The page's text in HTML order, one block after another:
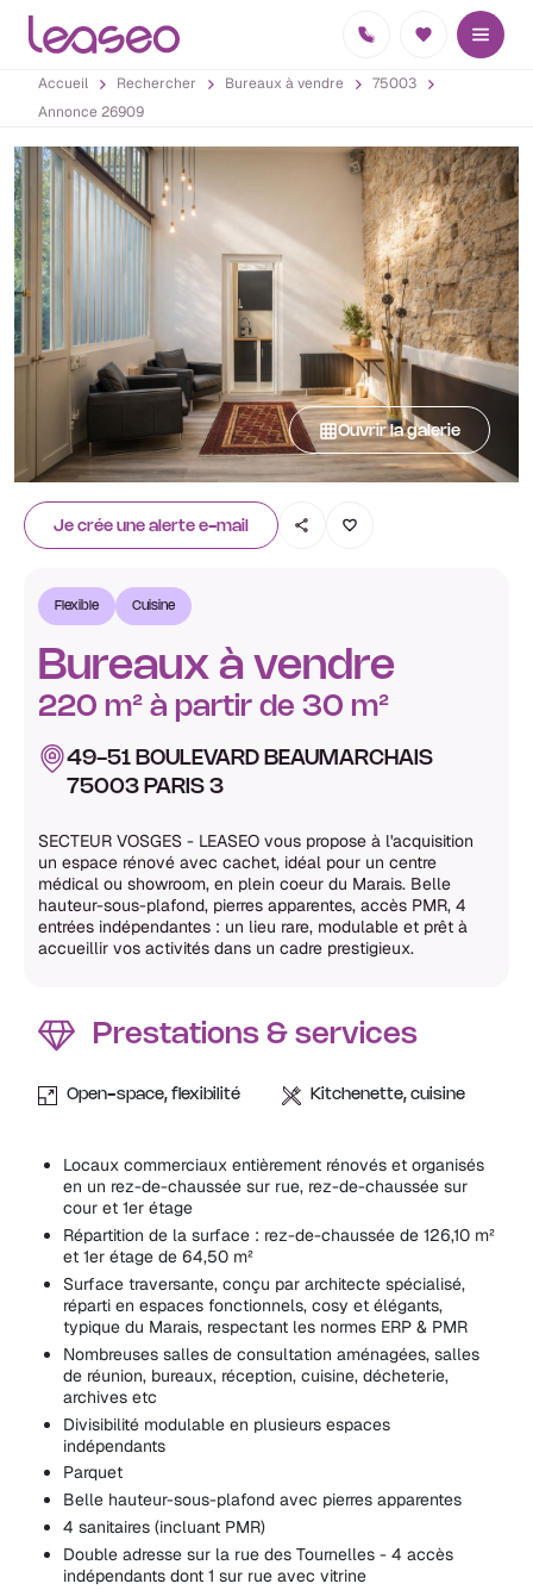
Accueil Rechercher Bureaux à vendre
75003
Annonce 26909
Ouvrir la galerie
Je crée une alerte e-mail
Flexible Cuisine
Bureaux à vendre
220 m² à partir de 30 m²
49-51 BOULEVARD BEAUMARCHAIS
75003 PARIS 3
SECTEUR VOSGES - LEASEO vous propose à l'acquisition
un espace rénové avec cachet, idéal pour un centre
médical ou showroom, en plein coeur du Marais. Belle
hauteur-sous-plafond, pierres apparentes, accès PMR, 4
entrées indépendantes : un lieu rare, modulable et prêt à
accueillir vos activités dans un cadre prestigieux.
Prestations & services
Open-space, flexibilité Kitchenette, cuisine
Locaux commerciaux entièrement rénovés et organisés
en un rez-de-chaussée sur rue, rez-de-chaussée sur
cour et 1er étage
Répartition de la surface : rez-de-chaussée de 126,10 m²
et 1er étage de 64,50 m²
Surface traversante, conçu par architecte spécialisé,
réparti en espaces fonctionnels, cosy et élégants,
typique du Marais, respectant les normes ERP & PMR
Nombreuses salles de consultation aménagées, salles
de réunion, bureaux, réception, cuisine, décheterie,
archives etc
Divisibilité modulable en plusieurs espaces
indépendants
Parquet
Belle hauteur-sous-plafond avec pierres apparentes
4 sanitaires (incluant PMR)
Double adresse sur la rue des Tournelles - 4 accès
indépendants dont 1 sur rue avec vitrine